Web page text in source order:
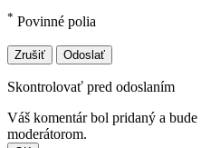
* Povinné polia
Zrušiť Odoslať
Skontrolovať pred odoslaním
Váš komentár bol pridaný a
moderátorom.